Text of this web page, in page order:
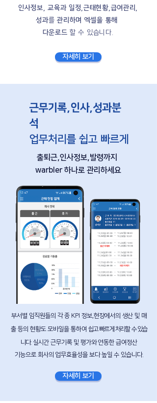
인사정보, 교육과 일정,근태현황,급여관리,
성과를관리하며 엑셀을 통해
다운로드 할 수 있습니다.
자세히 보기
근무기록,인사,성과분
석
업무처리를 쉽고 빠르게
출퇴근,인사정보,발령까지
warbler 하나로 관리하세요
부서별 임직원들의 각 종 KPI 정보,현장에서의 생산 및 매
출 등의 현황도 모바일을 통하여 쉽고 빠르게 처리할 수 있습
니다. 실시간 근무기록 및 평가와 연동한 급여정산
기능으로 회사의 업무효율성을 보다 높일 수 있습니다.
자세히 보기